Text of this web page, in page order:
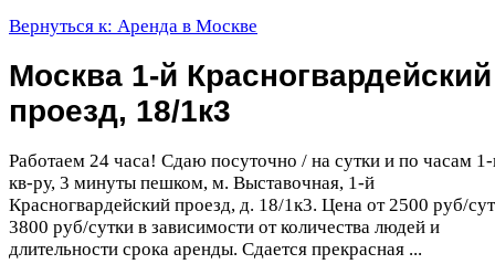
Вернуться к: Аренда в Москве
Москва 1-й Красногвардейский
проезд, 18/1к3
Работаем 24 часа! Сдаю посуточно / на сутки и по часам
кв-ру, 3 минуты пешком, м. Выставочная, 1-й
Красногвардейский проезд, д. 18/1к3. Цена от 2500 руб/
3800 руб/сутки в зависимости от количества людей и
длительности срока аренды. Сдается прекрасная ...